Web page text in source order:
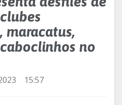
maracatus,
no
15:57